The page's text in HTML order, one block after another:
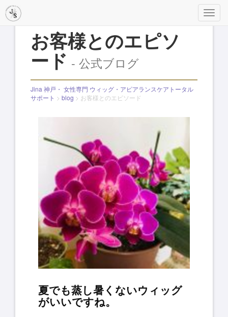
メ
ニ
お客様とのエピソ
ード - 公式ブログ
Jina 神戸・ 女性専門 ウィッグ・アピアランスケアトータル
サポート > blog > お客様とのエピソード
夏でも蒸し暑くないウィッグ
がいいですね。